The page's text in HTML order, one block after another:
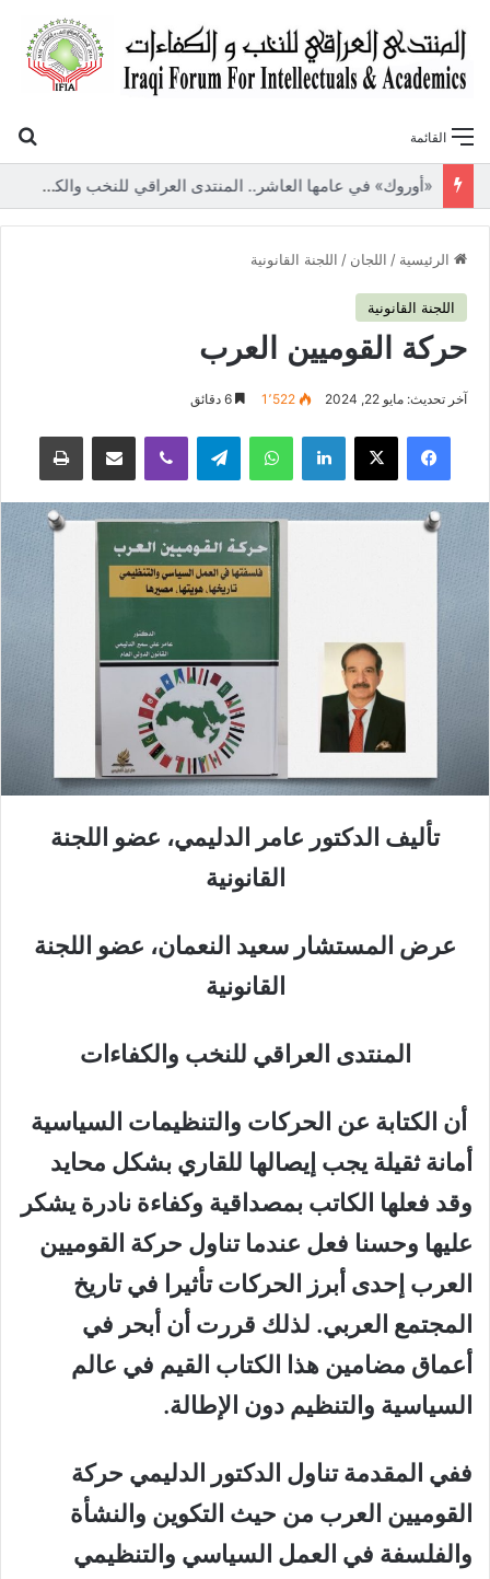
القائمة
«أوروك» في عامها العاشر.. المنتدى العراقي للنخب والكفاءات يصدر عددًا جديدًا ببحوث علمية تعالج قضايا الاقتصاد والطاقة
الرئيسية / اللجان / اللجنة القانونية
اللجنة القانونية
حركة القوميين العرب
آخر تحديث: مايو 22, 2024 1٬522
فيسبوك لينكدإن واتساب
تأليف الدكتور عامر الدليمي، عضو اللجنة
القانونية
عرض المستشار سعيد النعمان، عضو اللجنة
القانونية
المنتدى العراقي للنخب والكفاءات
أن الكتابة عن الحركات والتنظيمات السياسية
أمانة ثقيلة يجب إيصالها للقاري بشكل محايد
وقد فعلها الكاتب بمصداقية وكفاءة نادرة يشكر
عليها وحسنا فعل عندما تناول حركة القوميين
العرب إحدى أبرز الحركات تأثيرا في تاريخ
المجتمع العربي. لذلك قررت أن أبحر في
أعماق مضامين هذا الكتاب القيم في عالم
السياسية والتنظيم دون الإطالة.
ففي المقدمة تناول الدكتور الدليمي حركة
القوميين العرب من حيث التكوين والنشأة
والفلسفة في العمل السياسي والتنظيمي